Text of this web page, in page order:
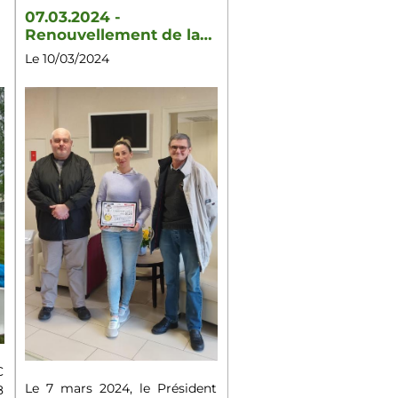
07.03.2024 -
Renouvellement de la
convention 2024 APAC /
EHPAD LES FABLES de
Brasles(02)
Le 10/03/2024
Le 7 mars 2024, le Président